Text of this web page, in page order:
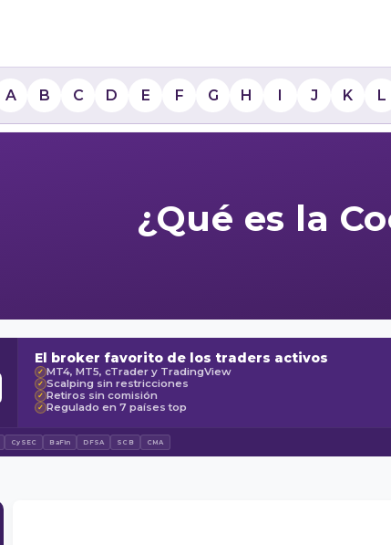
A B C D E F G H I J K L
¿Qué es la
El broker favorito de los traders activos
✓ MT4, MT5, cTrader y TradingView
✓ Scalping sin restricciones
✓ Retiros sin comisión
✓ Regulado en 7 países top
CySEC BaFin DFSA SCB CMA